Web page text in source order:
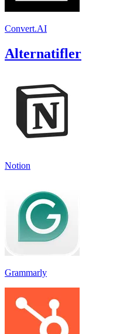
Convert.AI
Alternatifler
Notion
Grammarly